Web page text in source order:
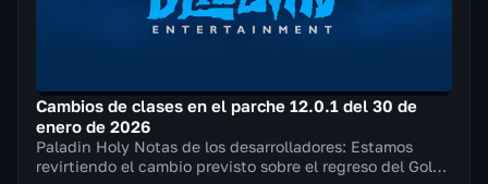
Cambios de clases en el parche 12.0.1 del 30 de
enero de 2026
Paladin Holy Notas de los desarrolladores: Estamos
revirtiendo el cambio previsto sobre el regreso del Golpe